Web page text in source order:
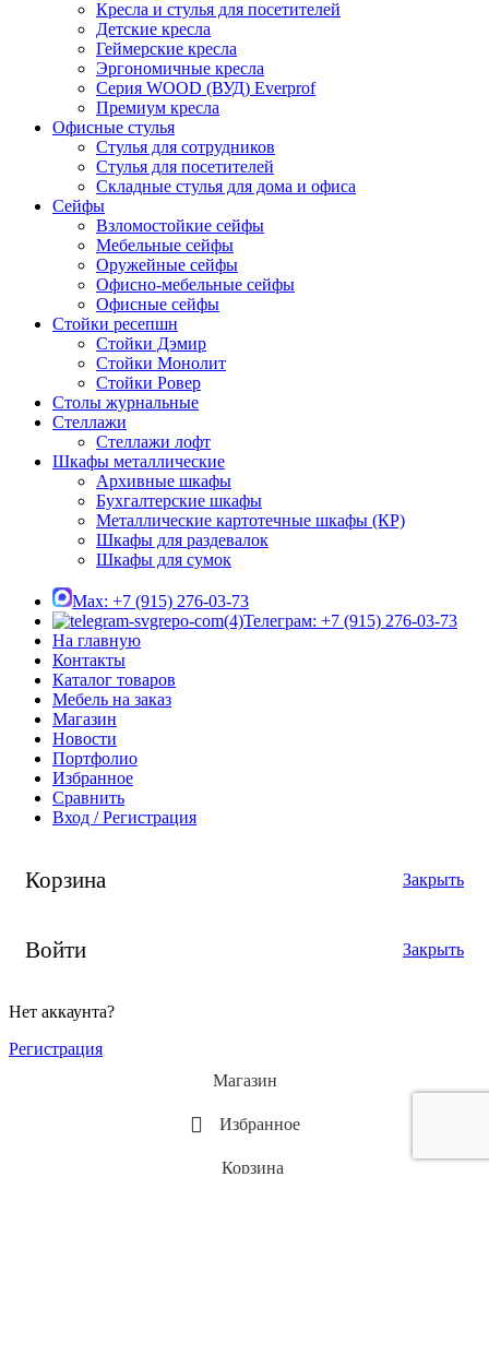
Кресла и стулья для посетителей
Детские кресла
Геймерские кресла
Эргономичные кресла
Серия WOOD (ВУД) Everprof
Премиум кресла
Офисные стулья
Стулья для сотрудников
Стулья для посетителей
Складные стулья для дома и офиса
Сейфы
Взломостойкие сейфы
Мебельные сейфы
Оружейные сейфы
Офисно-мебельные сейфы
Офисные сейфы
Стойки ресепшн
Стойки Дэмир
Стойки Монолит
Стойки Ровер
Столы журнальные
Стеллажи
Стеллажи лофт
Шкафы металлические
Архивные шкафы
Бухгалтерские шкафы
Металлические картотечные шкафы (КР)
Шкафы для раздевалок
Шкафы для сумок
Max: +7 (915) 276-03-73
Телеграм: +7 (915) 276-03-73
На главную
Контакты
Каталог товаров
Мебель на заказ
Магазин
Новости
Портфолио
Избранное
Сравнить
Вход / Регистрация
Корзина Закрыть
Войти Закрыть
Нет аккаунта?
Регистрация
Магазин
Избранное
Корзина